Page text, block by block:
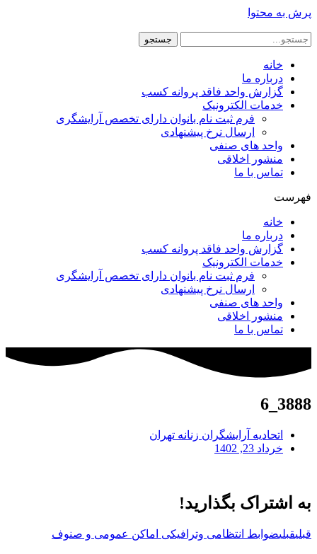
پرش به محتوا
جستجو
خانه
درباره ما
گزارش واحد فاقد پروانه کسب
خدمات الکترونیک
فرم ثبت نام بانوان دارای تخصص آرایشگری
ارسال نرخ پیشنهادی
واحد های صنفی
منشور اخلاقی
تماس با ما
فهرست
خانه
درباره ما
گزارش واحد فاقد پروانه کسب
خدمات الکترونیک
فرم ثبت نام بانوان دارای تخصص آرایشگری
ارسال نرخ پیشنهادی
واحد های صنفی
منشور اخلاقی
تماس با ما
3888_6
اتحادیه آرایشگران زنانه تهران
خرداد 23, 1402
به اشتراک بگذارید!
قبلیقبلیضوابط انتظامی وترافیکی اماکن عمومی و صنوف